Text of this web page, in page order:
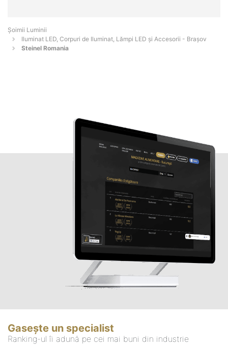
Șoimii Luminii
Iluminat LED, Corpuri de Iluminat, Lămpi LED și Accesorii - Braşov
Steinel Romania
Gasește un specialist
Ranking-ul îi adună pe cei mai buni din industrie